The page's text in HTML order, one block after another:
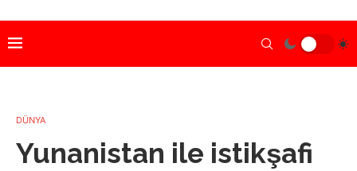
DÜNYA
Yunanistan ile istikşafi